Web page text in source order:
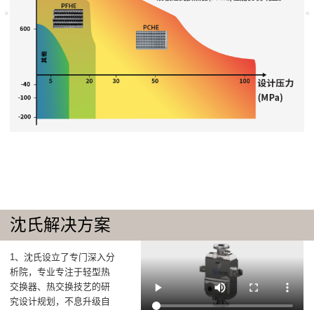
沈氏解决方案
1、沈氏设立了专门深入分
析院，专业专注于轻型热
交换器、热交换技艺的研
究设计规划，不息升级自